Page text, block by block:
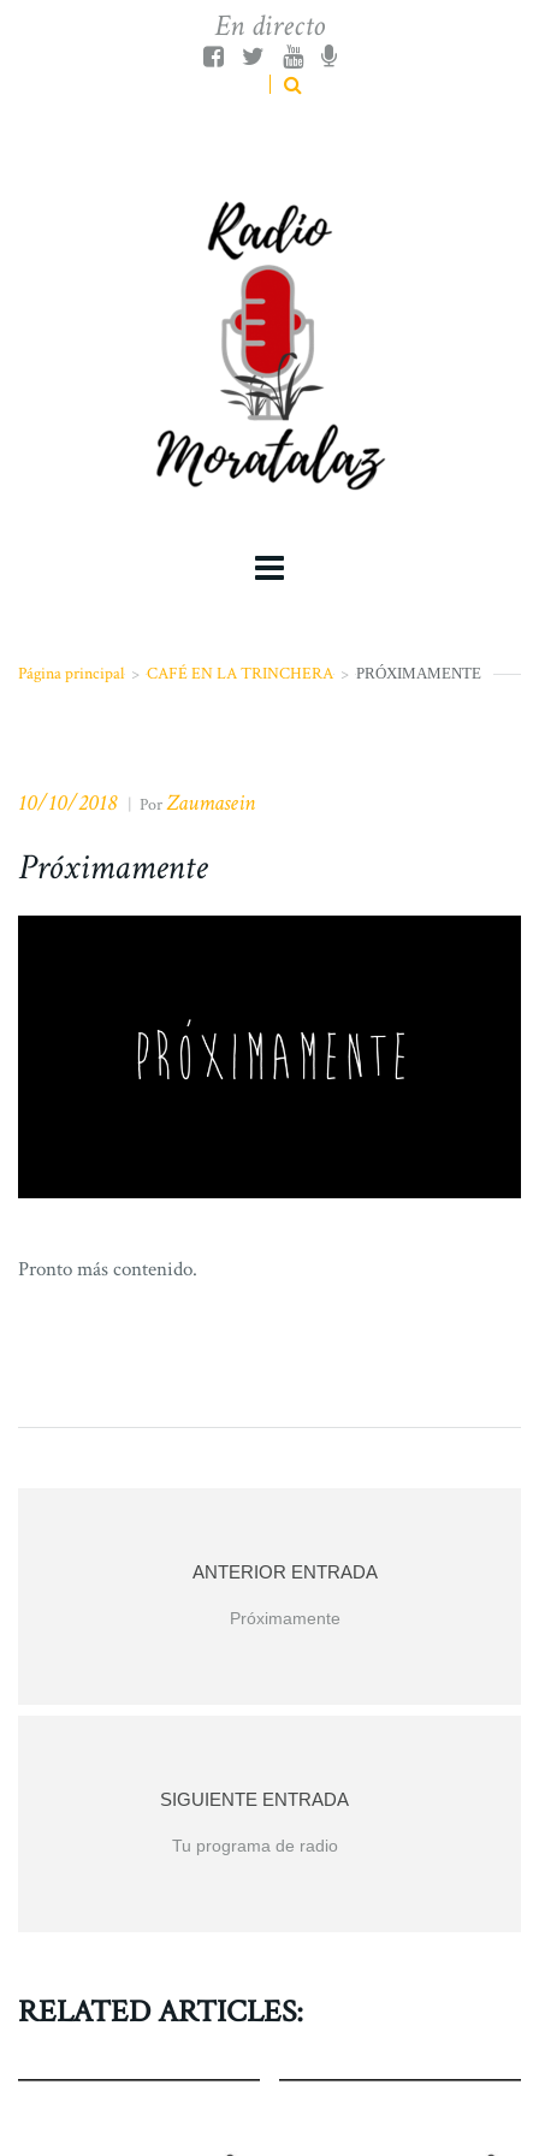
En directo
Página principal > CAFÉ EN LA TRINCHERA > PRÓXIMAMENTE
10/10/2018 | PorZaumasein
Próximamente
Pronto más contenido.
ANTERIOR ENTRADA
Próximamente
SIGUIENTE ENTRADA
Tu programa de radio
RELATED ARTICLES: